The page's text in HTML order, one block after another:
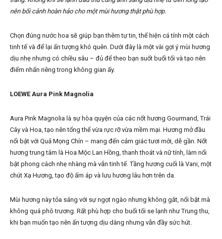
nên bối cảnh hoàn hảo cho một mùi hương thật phù hợp.
Chọn đúng nước hoa sẽ giúp bạn thêm tự tin, thể hiện cá tính một cách
tinh tế và để lại ấn tượng khó quên. Dưới đây là một vài gợi ý mùi hương
dịu nhẹ nhưng có chiều sâu – đủ để theo bạn suốt buổi tối và tạo nên
điểm nhấn riêng trong không gian ấy.
LOEWE Aura Pink Magnolia
Aura Pink Magnolia là sự hòa quyện của các nốt hương Gourmand, Trái
Cây và Hoa, tạo nên tổng thể vừa rực rỡ vừa mềm mại. Hương mở đầu
nổi bật với Quả Mọng Chín – mang đến cảm giác tươi mới, dễ gần. Nốt
hương trung tâm là Hoa Mộc Lan Hồng, thanh thoát và nữ tính, làm nổi
bật phong cách nhẹ nhàng mà vẫn tinh tế. Tầng hương cuối là Vani, một
chút Xạ Hương, tạo độ ấm áp và lưu hương lâu hơn trên da.
Mùi hương này tỏa sáng với sự ngọt ngào nhưng không gắt, nổi bật mà
không quá phô trương. Rất phù hợp cho buổi tối se lạnh như Trung thu,
khi bạn muốn tạo nên ấn tượng dịu dàng nhưng vẫn đầy sức hút.